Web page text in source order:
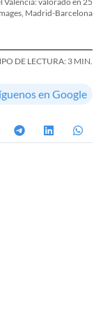
Madrid-Barcelona
DE LECTURA: 3 MIN.
en Google